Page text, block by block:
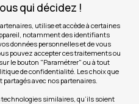
qui décidez !
utilise et accède à certaines
notamment des identifiants
données personnelles et de vous
pouvez accepter ces traitements ou
le bouton "Paramétrer" ou à tout
de confidentialité. Les choix que
avec nos partenaires.
similaires, qu’ils soient
Valider